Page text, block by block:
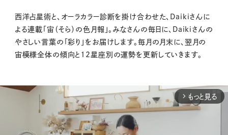
西洋占星術と、オーラカラー診断を掛け合わせた、Daikiさんに
よる連載「宙（そら）の色月報」。みなさんの毎日に、Daikiさんの
やさしい言葉の「彩り」をお届けします。毎月の月末に、翌月の
宙模様全体の傾向と12星座別の運勢を更新していきます。
arrow_forward_ios もっと見る